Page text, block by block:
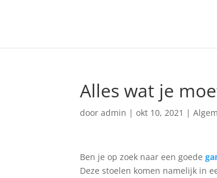
Alles wat je
dooradmin |okt 10, 2021 |
Ben je op zoek naar een goede
Deze stoelen komen namelijk in